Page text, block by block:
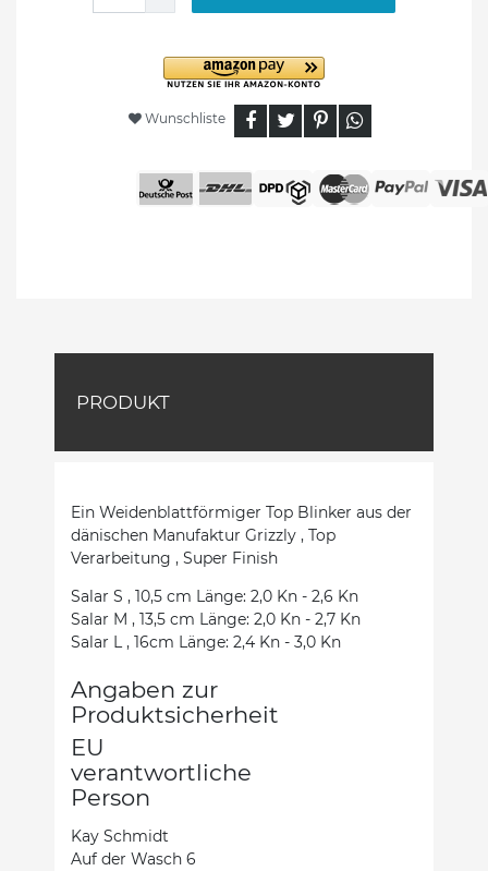
Wunschliste
PRODUKT
Ein Weidenblattförmiger Top Blinker aus der
dänischen Manufaktur Grizzly , Top
Verarbeitung , Super Finish
Salar S , 10,5 cm Länge: 2,0 Kn - 2,6 Kn
Salar M , 13,5 cm Länge: 2,0 Kn - 2,7 Kn
Salar L , 16cm Länge: 2,4 Kn - 3,0 Kn
Angaben zur
Produktsicherheit
EU
verantwortliche
Person
Kay Schmidt
Auf der Wasch 6